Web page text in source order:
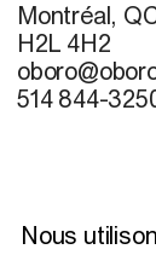
Montréal,
H2L 4H2
514 844-
Nous